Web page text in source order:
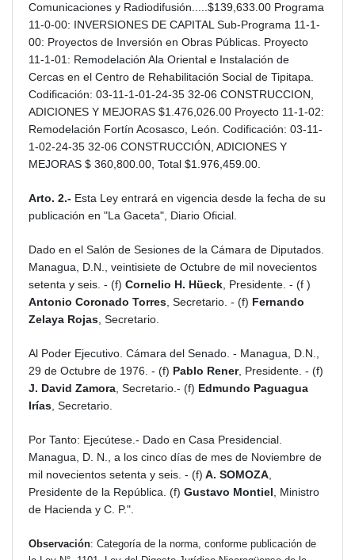
Comunicaciones y Radiodifusión.....$139,633.00 Programa
11-0-00: INVERSIONES DE CAPITAL Sub-Programa 11-1-
00: Proyectos de Inversión en Obras Públicas. Proyecto
11-1-01: Remodelación Ala Oriental e Instalación de
Cercas en el Centro de Rehabilitación Social de Tipitapa.
Codificación: 03-11-1-01-24-35 32-06 CONSTRUCCION,
ADICIONES Y MEJORAS $1.476,026.00 Proyecto 11-1-02:
Remodelación Fortín Acosasco, León. Codificación: 03-11-
1-02-24-35 32-06 CONSTRUCCIÓN, ADICIONES Y
MEJORAS $ 360,800.00, Total $1.976,459.00.
Arto. 2.- Esta Ley entrará en vigencia desde la fecha de su
publicación en "La Gaceta", Diario Oficial.
Dado en el Salón de Sesiones de la Cámara de Diputados.
Managua, D.N., veintisiete de Octubre de mil novecientos
setenta y seis. - (f) Cornelio H. Hüeck , Presidente. - (f )
Antonio Coronado Torres , Secretario. - (f) Fernando
Zelaya Rojas , Secretario.
Al Poder Ejecutivo. Cámara del Senado. - Managua, D.N.,
29 de Octubre de 1976. - (f) Pablo Rener, Presidente. - (f)
J. David Zamora , Secretario.- (f) Edmundo Paguagua
Irías , Secretario.
Por Tanto: Ejecútese.- Dado en Casa Presidencial.
Managua, D. N., a los cinco días de mes de Noviembre de
mil novecientos setenta y seis. - (f) A. SOMOZA
Presidente de la República. (f) Gustavo Montiel , Ministro
de Hacienda y C. P.".
Observación: Categoría de la norma, conforme publicación de